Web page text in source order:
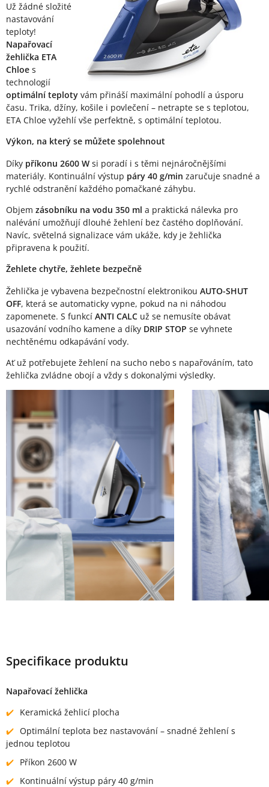
Už žádné složité
nastavování
teploty!
Napařovací
žehlička ETA
Chloe s
technologií
optimální teploty vám přináší maximální pohodlí a úsporu
času. Trika, džíny, košile i povlečení – netrapte se s teplotou,
ETA Chloe vyžehlí vše perfektně, s optimální teplotou.
Výkon, na který se můžete spolehnout
Díky příkonu 2600 W si poradí i s těmi nejnáročnějšími
materiály. Kontinuální výstup páry 40 g/min zaručuje snadné a
rychlé odstranění každého pomačkané záhybu.
Objem zásobníku na vodu 350 ml a praktická nálevka pro
nalévání umožňují dlouhé žehlení bez častého doplňování.
Navíc, světelná signalizace vám ukáže, kdy je žehlička
připravena k použití.
Žehlete chytře, žehlete bezpečně
Žehlička je vybavena bezpečnostní elektronikou AUTO-SHUT
OFF, která se automaticky vypne, pokud na ni náhodou
zapomenete. S funkcí ANTI CALC už se nemusíte obávat
usazování vodního kamene a díky DRIP STOP se vyhnete
nechtěnému odkapávání vody.
Ať už potřebujete žehlení na sucho nebo s napařováním, tato
žehlička zvládne obojí a vždy s dokonalými výsledky.
Specifikace produktu
Napařovací žehlička
Keramická žehlicí plocha
Optimální teplota bez nastavování – snadné žehlení s
jednou teplotou
Příkon 2600 W
Kontinuální výstup páry 40 g/min